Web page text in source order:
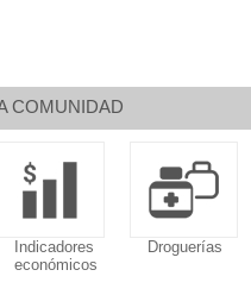
COMUNIDAD
Droguerías Notarías